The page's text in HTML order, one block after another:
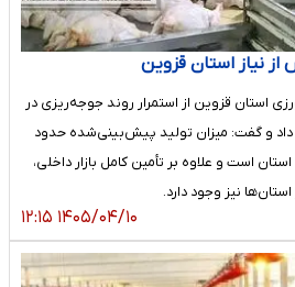
استان قزوین از استمرار روند جوجه‌ریزی در
داد و گفت: میزان تولید پیش‌بینی‌شده حدود
است و علاوه بر تأمین کامل بازار داخلی،
نیز وجود دارد.
۱۴۰۵/۰۴/۱۰ ۱۲:۱۵